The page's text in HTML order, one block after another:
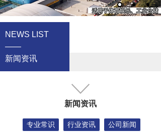
NEWS LIST
——
新闻资讯
新闻资讯
专业常识 行业资讯 公司新闻